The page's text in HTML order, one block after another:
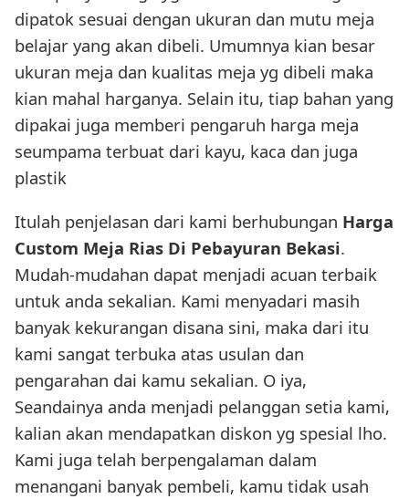
dipatok sesuai dengan ukuran dan mutu meja
belajar yang akan dibeli. Umumnya kian besar
ukuran meja dan kualitas meja yg dibeli maka
kian mahal harganya. Selain itu, tiap bahan yang
dipakai juga memberi pengaruh harga meja
seumpama terbuat dari kayu, kaca dan juga
plastik
Itulah penjelasan dari kami berhubungan Harga
Custom Meja Rias Di Pebayuran Bekasi.
Mudah-mudahan dapat menjadi acuan terbaik
untuk anda sekalian. Kami menyadari masih
banyak kekurangan disana sini, maka dari itu
kami sangat terbuka atas usulan dan
pengarahan dai kamu sekalian. O iya,
Seandainya anda menjadi pelanggan setia kami,
kalian akan mendapatkan diskon yg spesial lho.
Kami juga telah berpengalaman dalam
menangani banyak pembeli, kamu tidak usah